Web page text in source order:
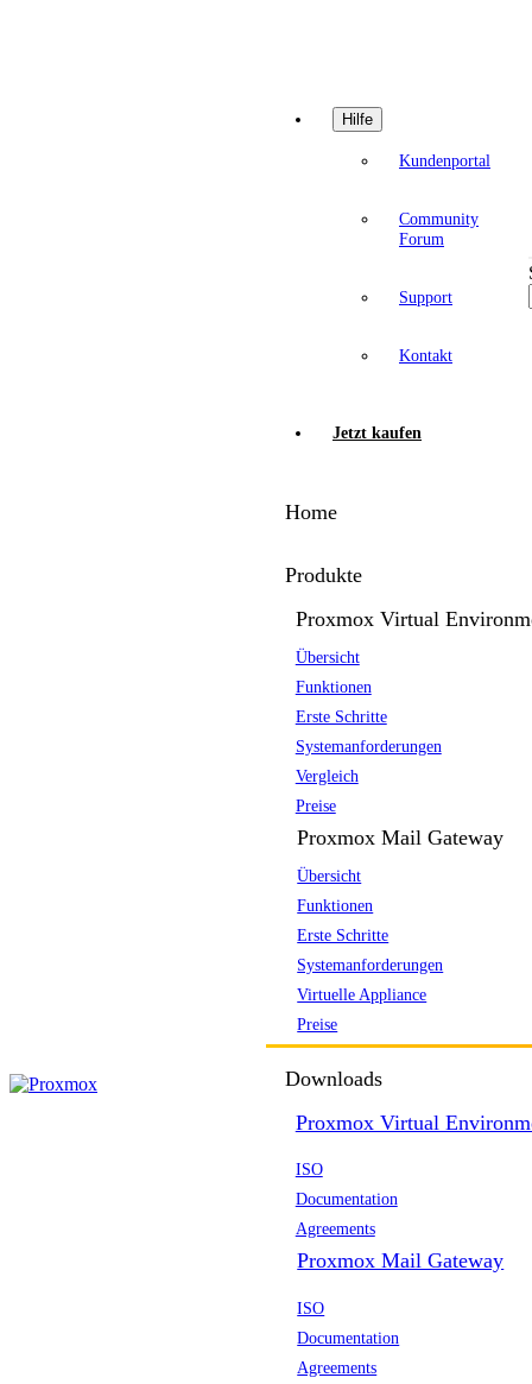
Hilfe
Kundenportal
Community
Forum
Support
Kontakt
Jetzt kaufen
Home
Produkte
Proxmox Virtual
Übersicht
Funktionen
Erste Schritte
Systemanforderungen
Vergleich
Preise
Proxmox Mail Gateway
Übersicht
Funktionen
Erste Schritte
Systemanforderungen
Virtuelle Appliance
Preise
Downloads
Proxmox Virtual
ISO
Documentation
Agreements
Proxmox Mail Gateway
ISO
Documentation
Agreements